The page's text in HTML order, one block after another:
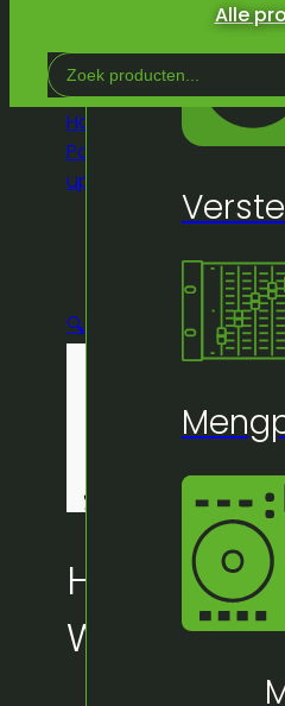
Alle
Search
...
Home
Winkel
Truss &
Podium
Statieven/
up
🔍
Huur bij
Windup